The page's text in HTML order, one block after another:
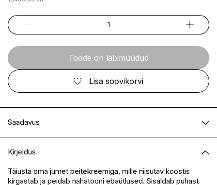
Toode on läbimüüdud
Lisa soovikorvi
Saadavus
I.L.U. Kristiine
I.L.U. Ülemiste
Ei ole saadaval
I.L.U. Rocca
Ei ole saadaval
Kirjeldus
Täiusta oma jumet peitekreemiga, mille niisutav koostis
kirgastab ja peidab nahatooni ebaütlused. Sisaldab puhast